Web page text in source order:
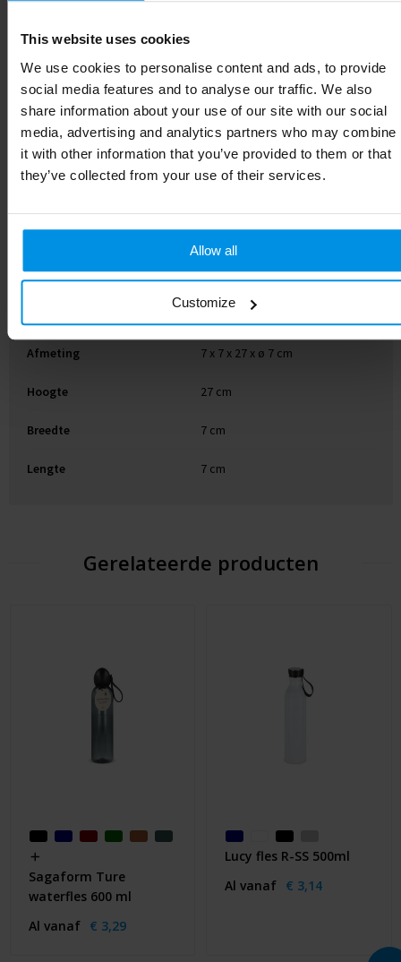
This website uses cookies
We use cookies to personalise content and ads, to provide
social media features and to analyse our traffic. We also
share information about your use of our site with our social
media, advertising and analytics partners who may combine
it with other information that you’ve provided to them or that
they’ve collected from your use of their services.
Allow all
Customize
Specificaties
Artikelnummer P436.791
Gewicht 257.8 g
EAN-code 8714612129616
Afmeting 7 x 7 x 27 x ø 7 cm
Hoogte 27 cm
Breedte 7 cm
Lengte 7 cm
Gerelateerde producten
Sagaform Ture
waterfles 600 ml
Al vanaf € 3,29
Lucy fles R-SS 500ml
Al vanaf € 3,14